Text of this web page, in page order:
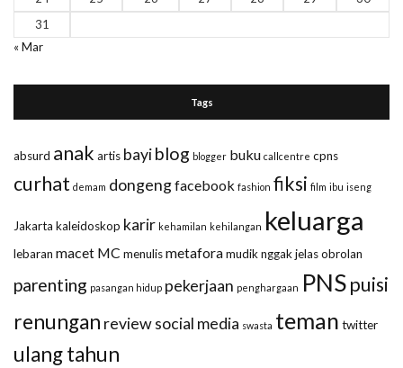
31
« Mar
Tags
absurd anak artis bayiblog blogger buku callcentre cpns
curhat demam dongengfacebook fashion fiksi film ibu iseng
Jakarta kaleidoskop karir kehamilan kehilangan keluarga
lebaran macet MC menulismetaforamudiknggak jelasobrolan
parenting pasangan hidup pekerjaan penghargaan PNSpuisi
renungan reviewsocial media swasta teman twitter
ulang tahun